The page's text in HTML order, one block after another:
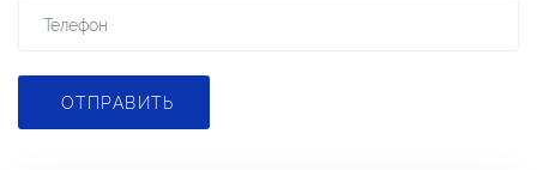
ОТПРАВИТЬ